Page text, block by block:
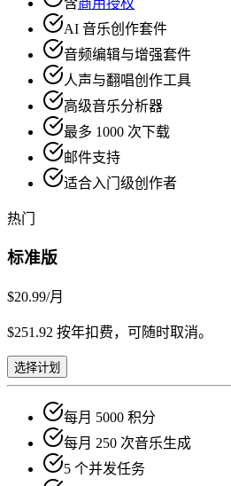
AI 音乐创作套件
音频编辑与增强套件
人声与翻唱创作工具
高级音乐分析器
最多 1000 次下载
邮件支持
适合入门级创作者
热门
标准版
$20.99/月
$251.92 按年扣费，可随时取消。
选择计划
每月 5000 积分
每月 250 次音乐生成
5 个并发任务